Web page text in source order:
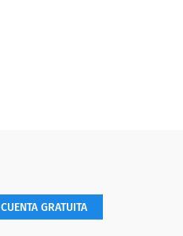
CUENTA GRATUITA